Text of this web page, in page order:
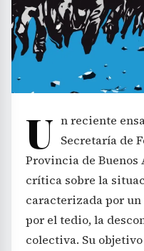
U n reciente
Secretaría de
Provincia de
crítica sobre la
caracterizada por
por el tedio, la
colectiva. Su